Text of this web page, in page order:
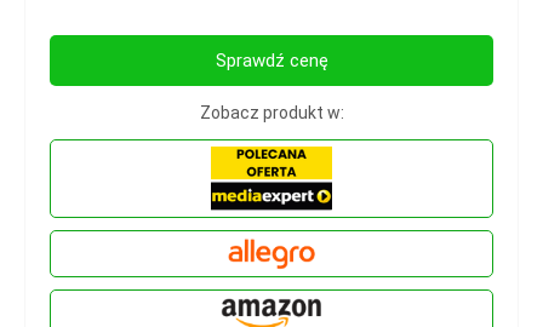
Sprawdź cenę
Zobacz produkt w: